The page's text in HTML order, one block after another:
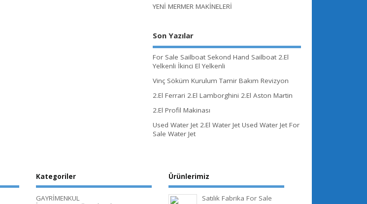
YENİ MERMER MAKİNELERİ
Son Yazılar
For Sale Sailboat Sekond Hand Sailboat 2.El
Yelkenli İkinci El Yelkenli
Vinç Söküm Kurulum Tamir Bakım Revizyon
2.El Ferrari 2.El Lamborghini 2.El Aston Martin
2.El Profil Makinası
Used Water Jet 2.El Water Jet Used Water Jet For
Sale Water Jet
Kategoriler
GAYRİMENKUL
Ürünlerimiz
Satılık Fabrika For Sale